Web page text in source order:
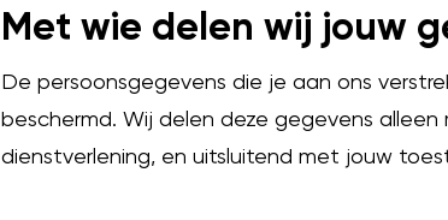
Met wie delen wij jouw
De persoonsgegevens die je aan ons
beschermd. Wij delen deze gegevens
dienstverlening, en uitsluitend met jouw